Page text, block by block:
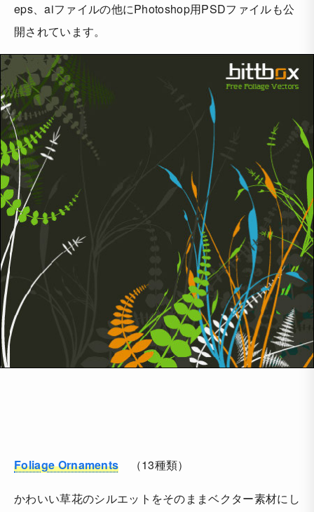
eps、aiファイルの他にPhotoshop用PSDファイルも公
開されています。
Foliage Ornaments （13種類）
かわいい草花のシルエットをそのままベクター素材にし